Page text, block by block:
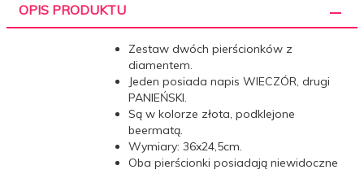
OPIS PRODUKTU
Zestaw dwóch pierścionków z
diamentem.
Jeden posiada napis WIECZÓR, drugi
PANIEŃSKI.
Są w kolorze złota, podklejone
beermatą.
Wymiary: 36x24,5cm.
Oba pierścionki posiadają niewidoczne